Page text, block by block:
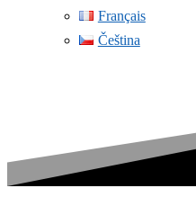
Français
Čeština